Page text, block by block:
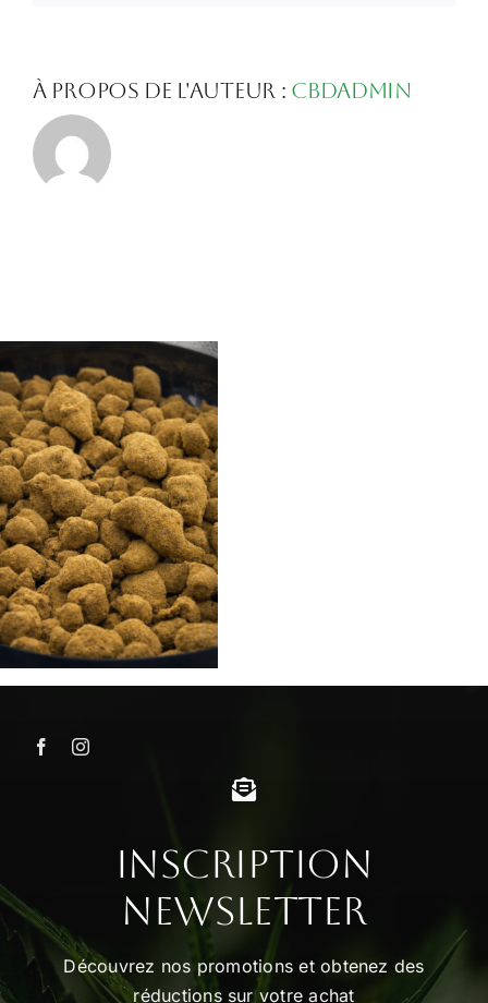
À propos de l'auteur : Cbdadmin
Inscription
Newsletter
Découvrez nos promotions et obtenez des
réductions sur votre achat